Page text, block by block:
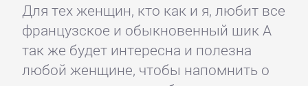
Для тех женщин, кто как и я, любит все
французское и обыкновенный шик А
так же будет интересна и полезна
любой женщине, чтобы напомнить о